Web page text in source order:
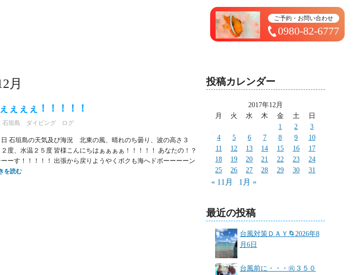
ご予約・お問い合わせ
0980-82-6777
トップページ ＞ 太造日記
月
ぇぇぇ！！！！！
石垣島 ダイビング ログ
日 石垣島の天気及び海況 北東の風、晴れのち曇り、波の高さ３
度、水温２５度 皆様こんにちはぁぁぁぁ！！！！！ あなたの！？
ーす！！！！！ 出張から戻りようやくボクも海へドボーーーーン
を読む
投稿カレンダー
2017年12月
月
火 水 木 金 土
日
1
2
3
4
5 6 7 8 9
10
11
12 13 14 15 16
17
18
19 20 21 22 23
24
25
26 27 28 29 30 31
« 11月 1月 »
最近の投稿
台風対策ＤＡＹ🌀 2026年8
月6日
台風前に・・・㊗３５０